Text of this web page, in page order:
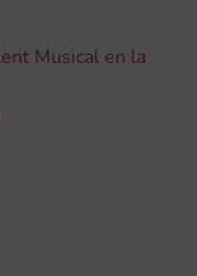
Musical en la